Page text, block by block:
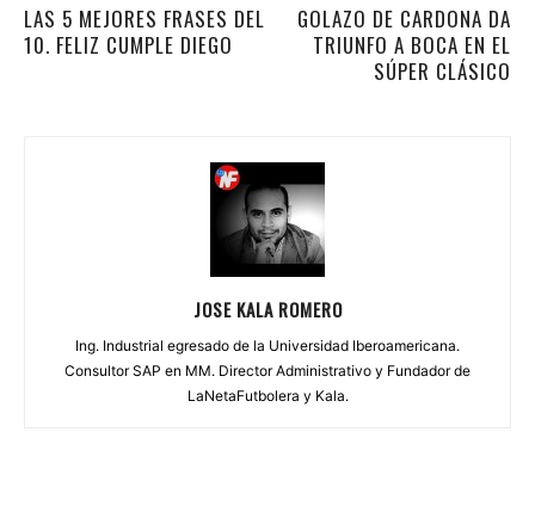
LAS 5 MEJORES FRASES DEL
10. FELIZ CUMPLE DIEGO
GOLAZO DE CARDONA DA
TRIUNFO A BOCA EN EL
SÚPER CLÁSICO
JOSE KALA ROMERO
Ing. Industrial egresado de la Universidad Iberoamericana.
Consultor SAP en MM. Director Administrativo y Fundador de
LaNetaFutbolera y Kala.